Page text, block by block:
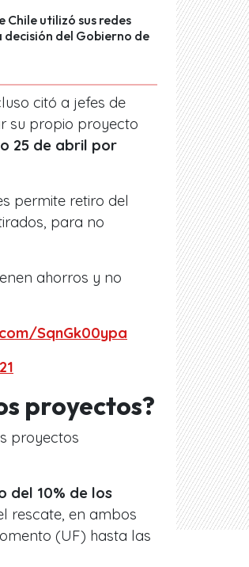
Chile utilizó sus redes
del Gobierno de
citó a jefes de
su propio proyecto
25 de abril por
permite retiro del
para no
ahorros y no
SqnGk00ypa
proyectos?
proyectos
del 10% de los
rescate, en ambos
(UF) hasta las